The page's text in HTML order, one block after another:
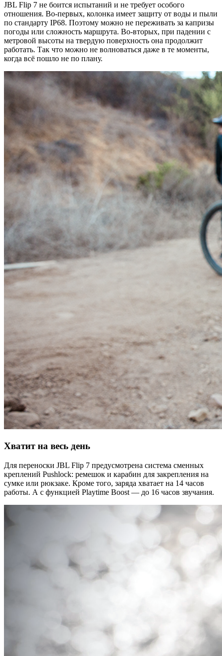
JBL Flip 7 не боится испытаний и не требует особого
отношения. Во-первых, колонка имеет защиту от воды и пыли
по стандарту IP68. Поэтому можно не переживать за капризы
погоды или сложность маршрута. Во-вторых, при падении с
метровой высоты на твердую поверхность она продолжит
работать. Так что можно не волноваться даже в те моменты,
когда всё пошло не по плану.
Хватит на весь день
Для переноски JBL Flip 7 предусмотрена система сменных
креплений Pushlock: ремешок и карабин для закрепления на
сумке или рюкзаке. Кроме того, заряда хватает на 14 часов
работы. А с функцией Playtime Boost — до 16 часов звучания.